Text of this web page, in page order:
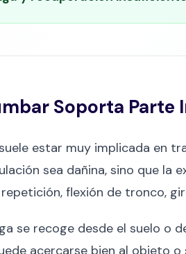
Soporta Parte
estar muy implicada en
sea dañina, sino que
flexión de tronco,
se recoge desde el suelo o
acercarse bien al objeto